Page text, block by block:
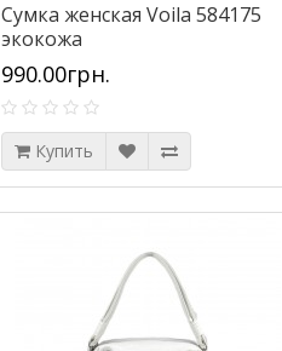
Сумка женская Voila 584175
экокожа
990.00грн.
Купить